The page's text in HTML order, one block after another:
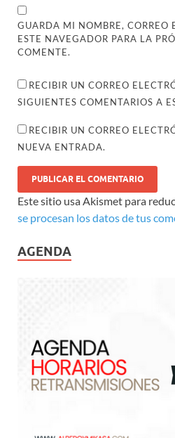
GUARDA MI NOMBRE, CORREO
ESTE NAVEGADOR PARA LA
COMENTE.
RECIBIR UN CORREO
SIGUIENTES COMENTARIOS A
RECIBIR UN CORREO
NUEVA ENTRADA.
Este sitio usa Akismet para
se procesan los datos de tus
AGENDA